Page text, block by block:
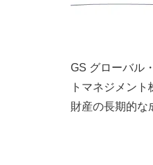
GS グローバル
トマネジメン
財産の長期的な